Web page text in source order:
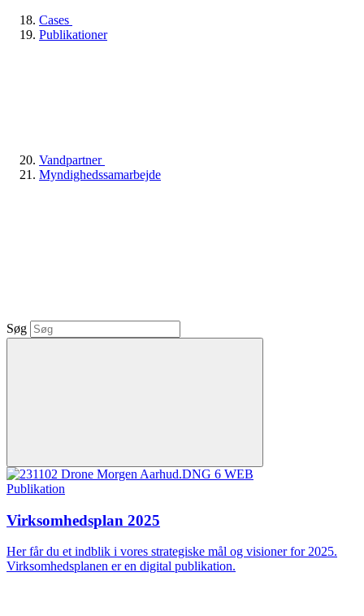
Cases
Publikationer
Vandpartner
Myndighedssamarbejde
Søg
Publikation
Virksomhedsplan 2025
Her får du et indblik i vores strategiske mål og visioner for 2025.
Virksomhedsplanen er en digital publikation.